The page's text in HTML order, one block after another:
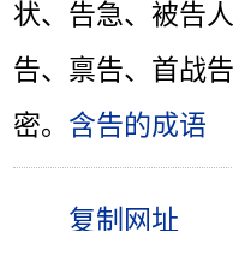
状、告急、被告
告、禀告、首战
密。 含告的成语